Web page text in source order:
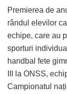
Premierea de
rândul elevilor
echipe, care au
sporturi
handbal fete
III la ONSS,
Campionatul